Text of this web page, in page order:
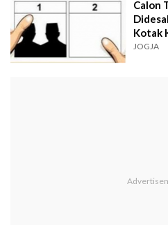
Calon
Kotak
JOGJA